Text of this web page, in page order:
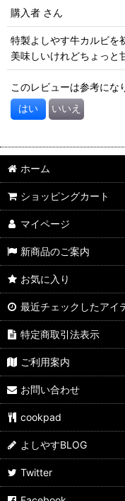
年代:
性別:
並び順:
購入者 さん
特製よしやす牛カルビを
美味しいけれどちょっと
このレビューは参考にな
はい いいえ
ホーム
ショッピングカート
マイページ
新商品のご案内
お気に入り
最近チェックしたアイ
特定商取引法表示
ご利用案内
お問い合わせ
cookpad
よしやすBLOG
Twitter